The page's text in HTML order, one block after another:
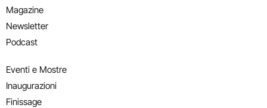
Magazine
Newsletter
Podcast
Eventi e Mostre
Inaugurazioni
Finissage